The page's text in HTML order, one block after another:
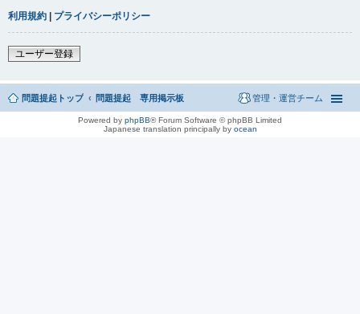
利用規約 | プライバシーポリシー
ユーザー登録
問題提起トップ 問題提起 専用掲示板 管理・運営チーム
Powered by phpBB® Forum Software © phpBB Limited
Japanese translation principally by ocean